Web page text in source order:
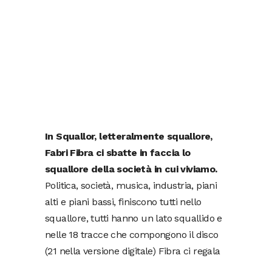
In Squallor, letteralmente squallore,
Fabri Fibra ci sbatte in faccia lo
squallore della società in cui viviamo.
Politica, società, musica, industria, piani
alti e piani bassi, finiscono tutti nello
squallore, tutti hanno un lato squallido e
nelle 18 tracce che compongono il disco
(21 nella versione digitale) Fibra ci regala